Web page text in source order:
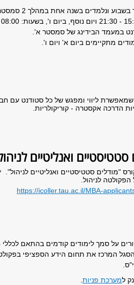
בשנה אחת במהלך 2 סמסטרים - סמסטר א' וסמסטר ב'.
במעמד הבידינג של סמסטר א'.
מתקיימים ביום א' ויום ו'.
ליווי ומפגש של כל סטודנט עם
הדרכה אקסטרה - קוריקולריות.
ואנליטיים
"מודלים סטטיסטיים ואנליטיים לניהול".
לניהול.
https://icoller.tau.ac.il/MBA-
על סמך לימודים קודמים בהתאם לכללי
המרכז את תחום הידע הספציפי
למערכת פניות